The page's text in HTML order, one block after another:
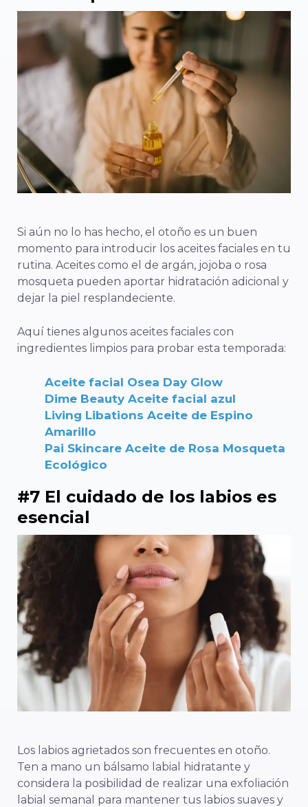
Si aún no lo has hecho, el otoño es un buen
momento para introducir los aceites faciales en tu
rutina. Aceites como el de argán, jojoba o rosa
mosqueta pueden aportar hidratación adicional y
dejar la piel resplandeciente.
Aquí tienes algunos aceites faciales con
ingredientes limpios para probar esta temporada:
Aceite facial Osea Day Glow
Dime Beauty Aceite facial azul
Living Libations Aceite de Espino
Amarillo
Pai Skincare Aceite de Rosa Mosqueta
Ecológico
#7 El cuidado de los labios es
esencial
Los labios agrietados son frecuentes en otoño.
Ten a mano un bálsamo labial hidratante y
considera la posibilidad de realizar una exfoliación
labial semanal para mantener tus labios suaves y